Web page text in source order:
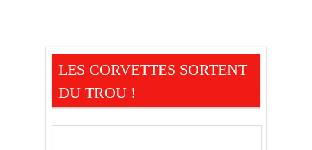
LES CORVETTES SORTENT
DU TROU !